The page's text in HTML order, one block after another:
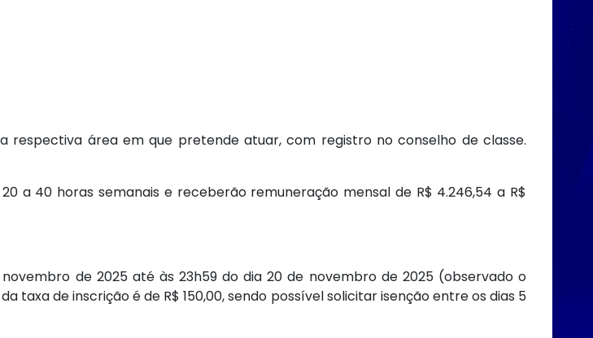
respectiva área em que pretende atuar, com registro no conselho de classe.
a 40 horas semanais e receberão remuneração mensal de R$ 4.246,54 a R$
de 2025 até às 23h59 do dia 20 de novembro de 2025 (observado o
taxa de inscrição é de R$ 150,00, sendo possível solicitar isenção entre os dias 5